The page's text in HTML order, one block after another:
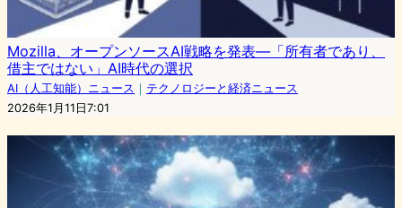
Mozilla、オープンソースAI戦略を発表―「所有者であり、
借主ではない」AI時代の選択
AI（人工知能）ニュース ｜ テクノロジーと経済ニュース
2026年1月11日7:01